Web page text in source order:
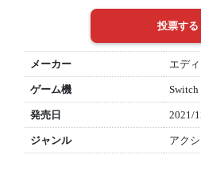
メーカー エデ
ゲーム機 Switch
発売日 2021/
ジャンル アク